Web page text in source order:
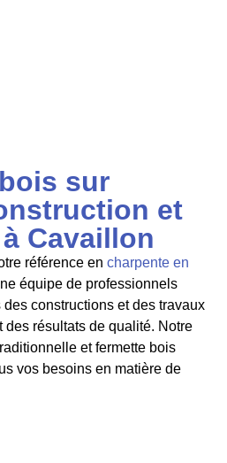
sur
et
Cavaillon
référence en charpente en
équipe de professionnels
constructions et des travaux
des résultats de qualité. Notre
et fermette bois
vos besoins en matière de